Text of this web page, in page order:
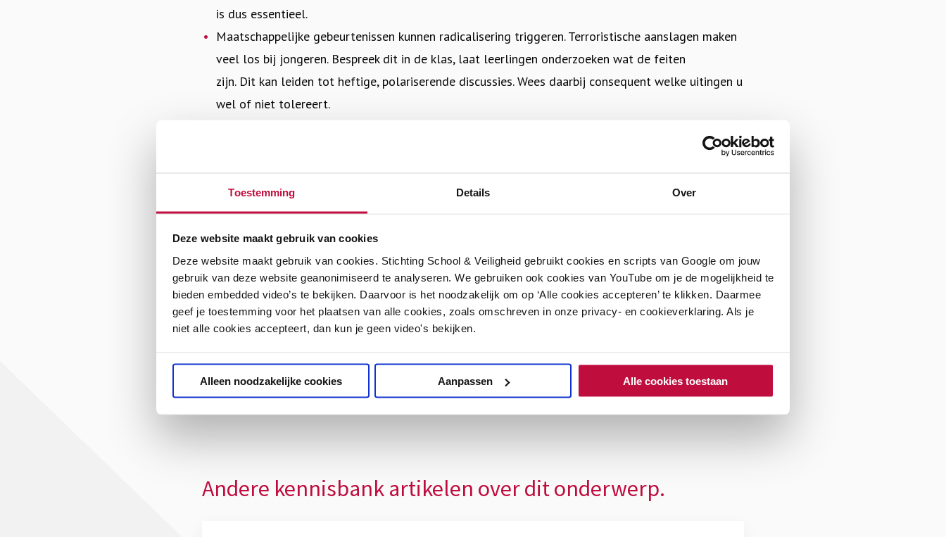
Toestemming Details Over
Deze website maakt gebruik van cookies
Deze website maakt gebruik van cookies. Stichting School & Veiligheid gebruikt cookies en scripts van Google om jouw
gebruik van deze website geanonimiseerd te analyseren. We gebruiken ook cookies van YouTube om je de mogelijkheid te
bieden embedded video’s te bekijken. Daarvoor is het noodzakelijk om op ‘Alle cookies accepteren’ te klikken. Daarmee
geef je toestemming voor het plaatsen van alle cookies, zoals omschreven in onze privacy- en cookieverklaring. Als je
niet alle cookies accepteert, dan kun je geen video's bekijken.
Alleen noodzakelijke cookies Aanpassen Alle cookies toestaan
is dus essentieel.
Maatschappelijke gebeurtenissen kunnen radicalisering triggeren. Terroristische aanslagen maken
veel los bij jongeren. Bespreek dit in de klas, laat leerlingen onderzoeken wat de feiten
zijn. Dit kan leiden tot heftige, polariserende discussies. Wees daarbij consequent welke uitingen u
wel of niet tolereert.
Tool triggerfactoren sociale stabiliteit
Dit artikel is gekoppeld aan de volgende thema’s
Radicalisering (vo)
Radicalisering (mbo)
Andere kennisbank artikelen over dit onderwerp.